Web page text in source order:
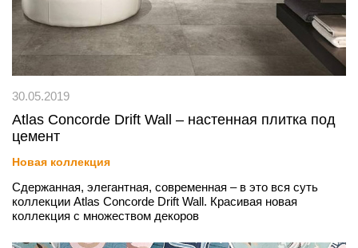
30.05.2019
Atlas Concorde Drift Wall – настенная плитка под
цемент
Новая коллекция
Сдержанная, элегантная, современная – в это вся суть
коллекции Atlas Concorde Drift Wall. Красивая новая
коллекция с множеством декоров